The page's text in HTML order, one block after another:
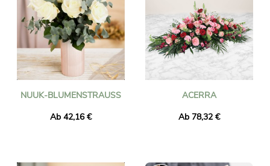
NUUK-BLUMENSTRAUSS
Ab 42,16 €
ACERRA
Ab 78,32 €